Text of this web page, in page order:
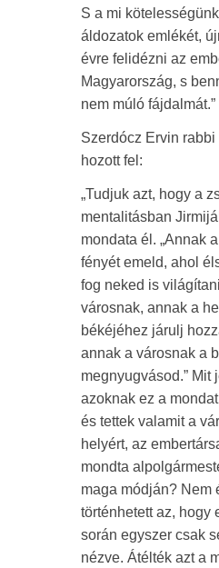
S a mi
áldozatok emlékét,
évre felidézni az
Magyarország, s
nem múló fájdalmát.”
Szerdócz Ervin
hozott fel:
„Tudjuk azt, hogy a
mentalitásban
mondata él. „Annak
fényét emeld, ahol
fog neked is
városnak, annak a
békéjéhez járulj
annak a városnak a
megnyugvásod.” Mit
azoknak ez a
és tettek valamit a
helyért, az
mondta
maga módján? Nem
történhetett az, hogy
során egyszer csak
nézve. Átélték azt a